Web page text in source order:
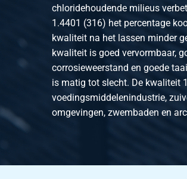
2430-0326-889549 T-
2430-0326-1143305 T-
2430-0326-1143602 T-
2430-0326-1413655 T-
2430-0326-1682834 T-
chloridehoudende milieus
1.4401 (316) het percentage
kwaliteit na het lassen minder
kwaliteit is goed vervormbaar,
corrosieweerstand en goede
is matig tot slecht. De kwaliteit
voedingsmiddelenindustrie,
omgevingen, zwembaden en